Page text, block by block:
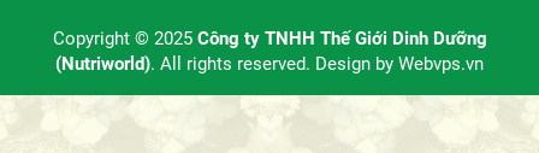
Copyright © 2025 Công ty TNHH Thế Giới Dinh Dưỡng
(Nutriworld). All rights reserved. Design by Webvps.vn